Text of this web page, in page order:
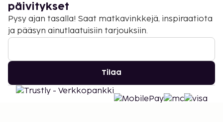
päivitykset
Pysy ajan tasalla! Saat matkavinkkejä, inspiraatiota
ja pääsyn ainutlaatuisiin tarjouksiin.
Tilaa